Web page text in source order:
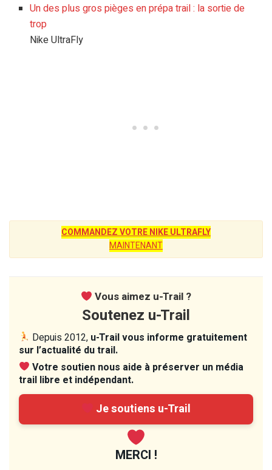
Un des plus gros pièges en prépa trail : la sortie de
trop
Nike UltraFly
COMMANDEZ VOTRE NIKE ULTRAFLY
MAINTENANT
Vous aimez u-Trail ?
Soutenez u-Trail
Depuis 2012, u-Trail vous informe gratuitement
sur l’actualité du trail.
Votre soutien nous aide à préserver un média
trail libre et indépendant.
Je soutiens u-Trail
MERCI !